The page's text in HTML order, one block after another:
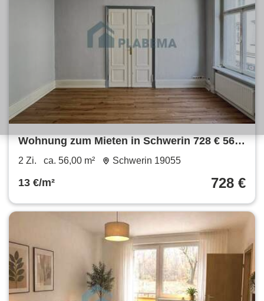
Wohnung zum Mieten in Schwerin 728 € 56
m²
2 Zi. ca. 56,00 m² Schwerin 19055
13 €/m² 728 €